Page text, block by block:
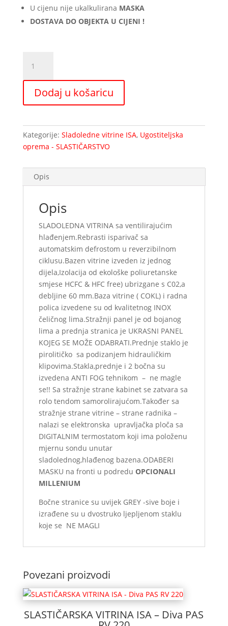
U cijenu nije ukalkulirana MASKA
DOSTAVA DO OBJEKTA U CIJENI !
vitrina
ISA
Millenium
18
količina
Dodaj u košaricu
Kategorije: Sladoledne vitrine ISA, Ugostiteljska
oprema - SLASTIČARSTVO
Opis
Opis
SLADOLEDNA VITRINA sa ventilirajućim
hlađenjem.Rebrasti isparivač sa
automatskim defrostom u reverzibilnom
ciklusu.Bazen vitrine izveden iz jednog
dijela,Izolacija od ekološke poliuretanske
smjese HCFC & HFC free) ubrizgane s C02,a
debljine 60 mm.Baza vitrine ( COKL) i radna
polica izvedene su od kvalitetnog INOX
čeličnog lima.Stražnji panel je od bojanog
lima a prednja stranica je UKRASNI PANEL
KOJEG SE MOŽE ODABRATI.Prednje staklo je
pirolitičko sa podizanjem hidrauličkim
klipovima.Stakla,prednje i 2 bočna su
izvedena ANTI FOG tehnikom – ne magle
se!! Sa stražnje strane kabinet se zatvara sa
rolo tendom samorolirajućom.Također sa
stražnje strane vitrine – strane radnika –
nalazi se elektronska upravljačka ploča sa
DIGITALNIM termostatom koji ima položenu
mjernu sondu unutar
sladolednog,hlađenog bazena.ODABERI
MASKU na fronti u podredu OPCIONALI
MILLENIUM
Bočne stranice su uvijek GREY -sive boje i
izrađene su u dvostruko ljepljenom staklu
koje se NE MAGLI
Povezani proizvodi
SLASTIČARSKA VITRINA ISA – Diva PAS